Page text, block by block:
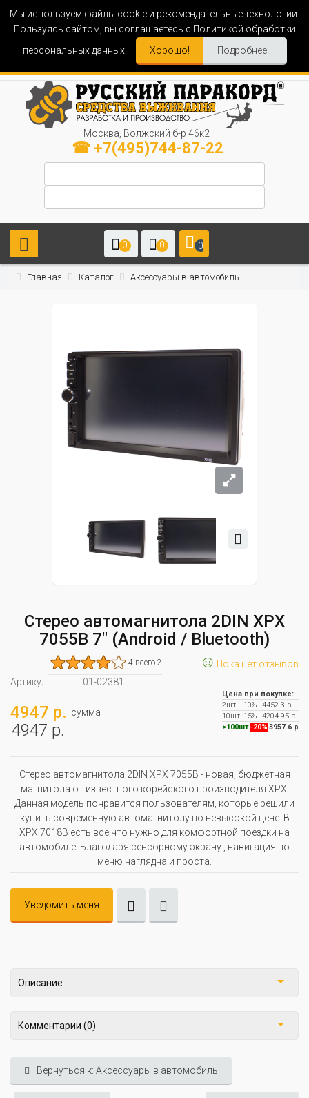
Мы используем файлы cookie и рекомендательные технологии.
Пользуясь сайтом, вы соглашаетесь с Политикой обработки
персональных данных.
Хорошо! Подробнее...
Москва, Волжский б-р 46к2
☎ +7(495)744-87-22
0 0 0
Главная Каталог Аксессуары в автомобиль
Стерео автомагнитола 2DIN XPX
7055B 7" (Android / Bluetooth)
4 всего 2 ☺ Пока нет отзывов
Артикул:
01-02381
4947 р. сумма
4947 р.
Цена при покупке:
2шт
-10%
4452.3 р
10шт-15%
4204.95 р
>100шт -20% 3957.6 р
Стерео автомагнитола 2DIN XPX 7055B - новая, бюджетная
магнитола от известного корейского производителя XPX.
Данная модель понравится пользователям, которые решили
купить современную автомагнитолу по невысокой цене. В
XPX 7018B есть все что нужно для комфортной поездки на
автомобиле. Благодаря сенсорному экрану , навигация по
меню наглядна и проста.
Уведомить меня
Описание
Комментарии (0)
Вернуться к: Аксессуары в автомобиль